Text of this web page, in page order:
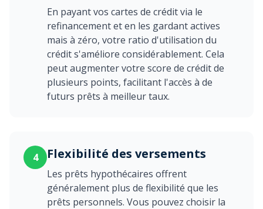
En payant vos cartes de crédit via le
refinancement et en les gardant actives
mais à zéro, votre ratio d'utilisation du
crédit s'améliore considérablement. Cela
peut augmenter votre score de crédit de
plusieurs points, facilitant l'accès à de
futurs prêts à meilleur taux.
4 Flexibilité des versements
Les prêts hypothécaires offrent
généralement plus de flexibilité que les
prêts personnels. Vous pouvez choisir la